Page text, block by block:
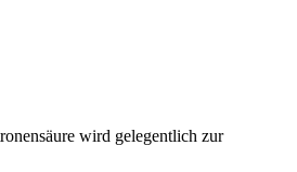
wird gelegentlich zur